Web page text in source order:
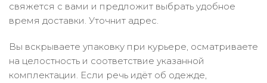
свяжется с вами и предложит выбрать удобное
время доставки. Уточнит адрес.
Вы вскрываете упаковку при курьере, осматриваете
на целостность и соответствие указанной
комплектации. Если речь идёт об одежде,